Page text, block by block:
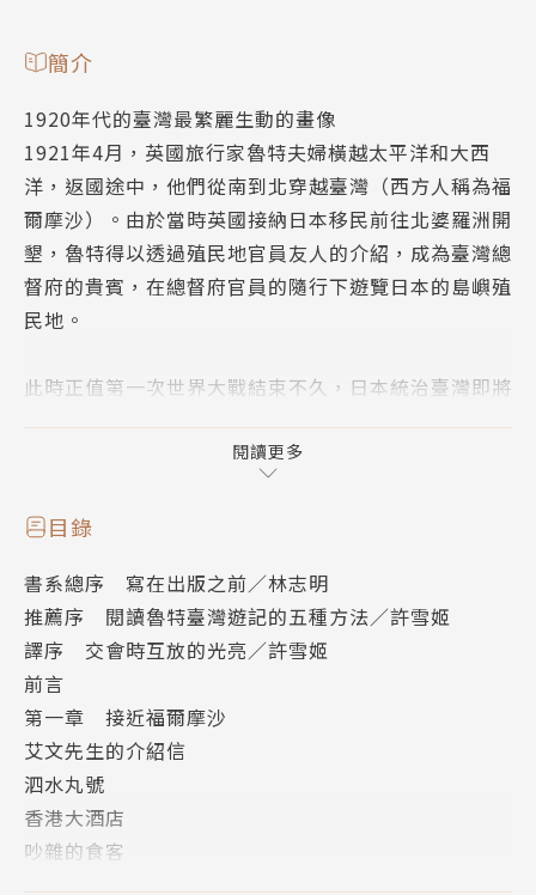
簡介
1920年代的臺灣最繁麗生動的畫像
1921年4月，英國旅行家魯特夫婦橫越太平洋和大西
洋，返國途中，他們從南到北穿越臺灣（西方人稱為福
爾摩沙）。由於當時英國接納日本移民前往北婆羅洲開
墾，魯特得以透過殖民地官員友人的介紹，成為臺灣總
督府的貴賓，在總督府官員的隨行下遊覽日本的島嶼殖
民地。
此時正值第一次世界大戰結束不久，日本統治臺灣即將
然而，民族自決風潮已至，臺灣人的議會請願運動方興
未艾；戰勝國日本雖取得世界強國的資格，但日本移民
卻繼華人之後成為「黃禍」而遭到歐美排斥，且與英國
疑。在這隱隱不安的戰間期開端，臺灣總督府為魯特呈
現的是一幕幕產業與建設突飛猛進、朝氣蓬勃的景象；
曾經擔任英屬北婆羅洲殖民地官員的魯特，卻在讚賞進
步發達之餘，憑著自身的東方知識和經驗、對於臺灣歷
史的廣泛閱讀，以及不受官方行程拘束的觀察力，敏銳
察覺到日本殖民統治光鮮亮麗的背後眾多扞格不入、困
窘挫敗之處，尤其是日本對臺灣原住民理蕃政策的缺
失，他都在書中一一針砭並給予建議。
西方老牌殖民帝國管理者與考察者的目光，來到了東方
閱讀更多
目錄
書系總序 寫在出版之前／林志明
推薦序 閱讀魯特臺灣遊記的五種方法／許雪姬
譯序 交會時互放的光亮／許雪姬
前言
第一章 接近福爾摩沙
艾文先生的介紹信
泗水丸號
香港大酒店
吵雜的食客